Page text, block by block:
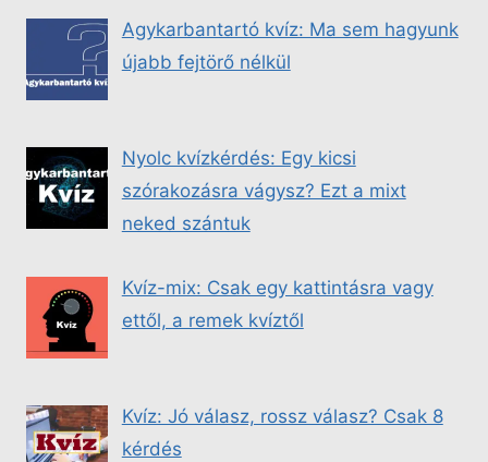
Agykarbantartó kvíz: Ma sem hagyunk
újabb fejtörő nélkül
Nyolc kvízkérdés: Egy kicsi
szórakozásra vágysz? Ezt a mixt
neked szántuk
Kvíz-mix: Csak egy kattintásra vagy
ettől, a remek kvíztől
Kvíz: Jó válasz, rossz válasz? Csak 8
kérdés